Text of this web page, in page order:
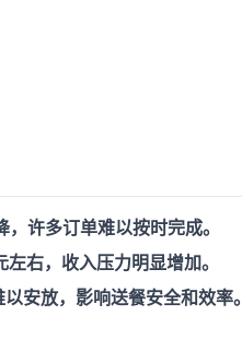
许多订单难以按时完成。
右，收入压力明显增加。
安放，影响送餐安全和效率。